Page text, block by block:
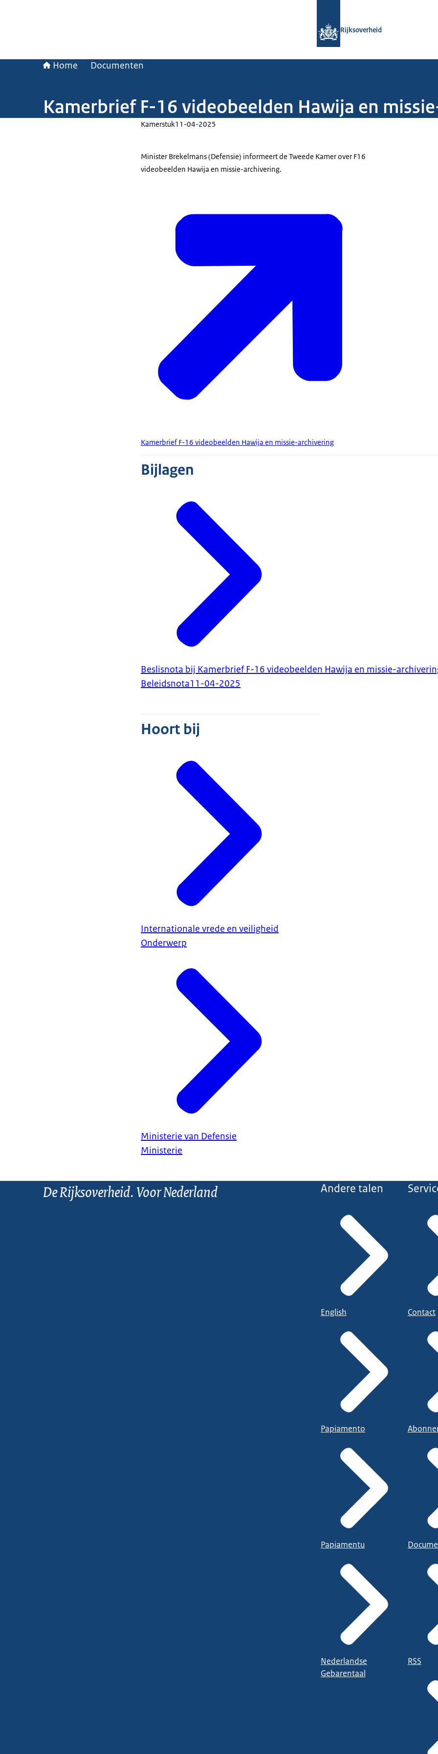
Rijksoverheid
Home Documenten
Kamerbrief F-16 videobeelden Hawija en
Kamerstuk11-04-2025
Minister Brekelmans (Defensie) informeert de Tweede Kamer over F16
videobeelden Hawija en missie-archivering.
Kamerbrief F-16 videobeelden Hawija en missie-archivering
Bijlagen
Beslisnota bij Kamerbrief F-16 videobeelden Hawija en missie-
Beleidsnota11-04-2025
Hoort bij
Internationale vrede en veiligheid
Onderwerp
Ministerie van Defensie
Ministerie
De Rijksoverheid. Voor Nederland Andere talen
English
Papiamento
Papiamentu
Nederlandse
Gebarentaal
Contact
RSS